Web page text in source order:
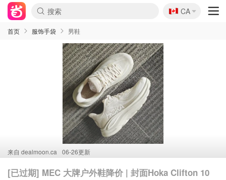
🇨🇦
CA
首页 服饰手袋 男鞋
来自 dealmoon.ca 06-26更新
[已过期] MEC 大牌户外鞋降价 | 封面Hoka Clifton 10